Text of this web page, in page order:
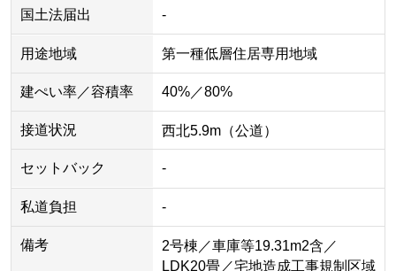
国土法届出 -
用途地域 第一種低層住居専用地域
建ぺい率／容積率 40%／80%
接道状況 西北5.9m（公道）
セットバック -
私道負担 -
備考
2号棟／車庫等19.31m2含／
LDK20畳／宅地造成工事規制区域